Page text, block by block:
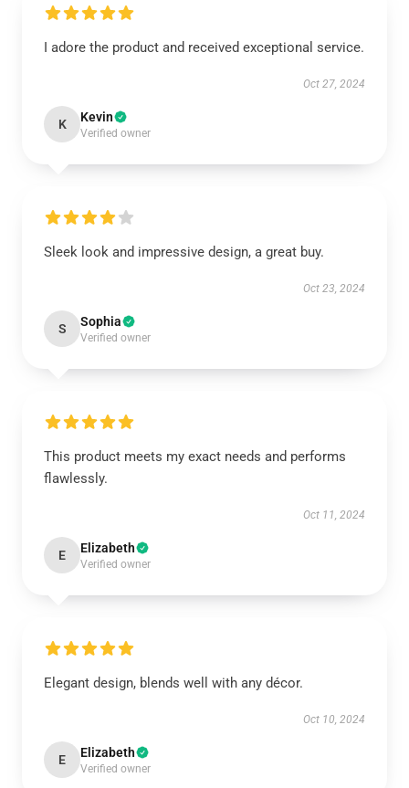
I adore the product and received exceptional service.
Oct 27, 2024
K Kevin
Verified owner
Sleek look and impressive design, a great buy.
Oct 23, 2024
S Sophia
Verified owner
This product meets my exact needs and performs
flawlessly.
Oct 11, 2024
E Elizabeth
Verified owner
Elegant design, blends well with any décor.
Oct 10, 2024
E Elizabeth
Verified owner